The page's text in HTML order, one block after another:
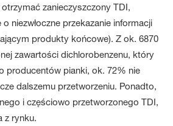
zanieczyszczony TDI,
niezwłoczne przekazanie informacji
produkty końcowe). Z ok. 6870
zawartości dichlorobenzenu, który
producentów pianki, ok. 72% nie
dalszemu przetworzeniu. Ponadto,
i częściowo przetworzonego TDI,
z rynku.